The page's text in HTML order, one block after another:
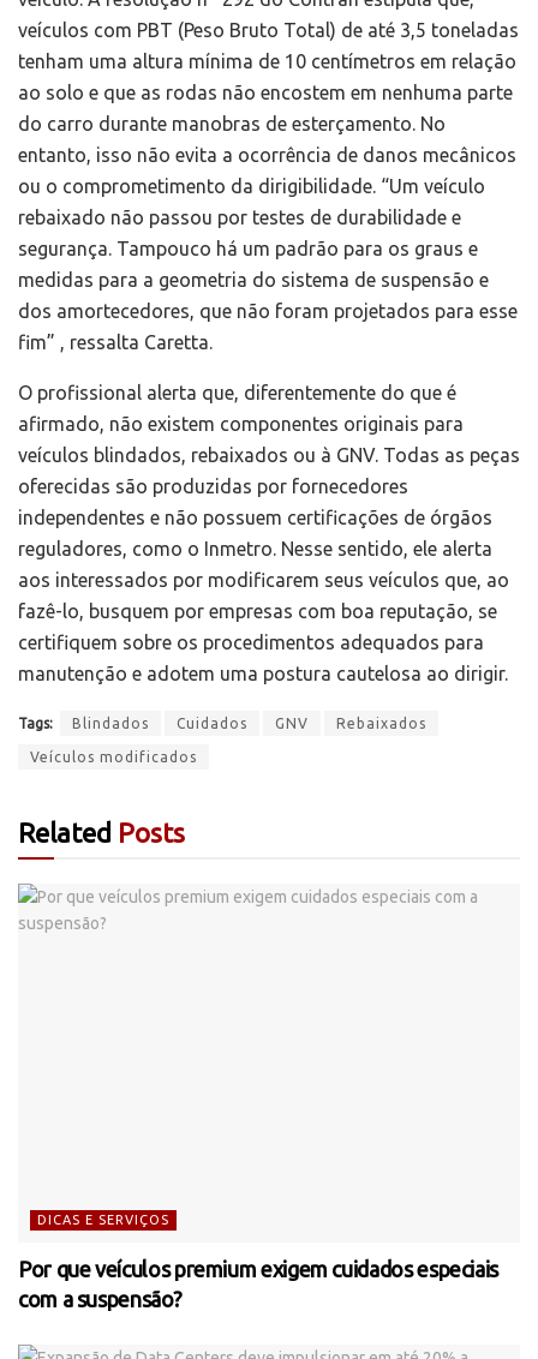
veículos com PBT (Peso Bruto Total) de até 3,5 toneladas
tenham uma altura mínima de 10 centímetros em relação
ao solo e que as rodas não encostem em nenhuma parte
do carro durante manobras de esterçamento. No
entanto, isso não evita a ocorrência de danos mecânicos
ou o comprometimento da dirigibilidade. “Um veículo
rebaixado não passou por testes de durabilidade e
segurança. Tampouco há um padrão para os graus e
medidas para a geometria do sistema de suspensão e
dos amortecedores, que não foram projetados para esse
fim” , ressalta Caretta.
O profissional alerta que, diferentemente do que é
afirmado, não existem componentes originais para
veículos blindados, rebaixados ou à GNV. Todas as peças
oferecidas são produzidas por fornecedores
independentes e não possuem certificações de órgãos
reguladores, como o Inmetro. Nesse sentido, ele alerta
aos interessados por modificarem seus veículos que, ao
fazê-lo, busquem por empresas com boa reputação, se
certifiquem sobre os procedimentos adequados para
manutenção e adotem uma postura cautelosa ao dirigir.
Tags: Blindados Cuidados GNV Rebaixados
Veículos modificados
Related Posts
DICAS E SERVIÇOS
Por que veículos premium exigem cuidados especiais
com a suspensão?